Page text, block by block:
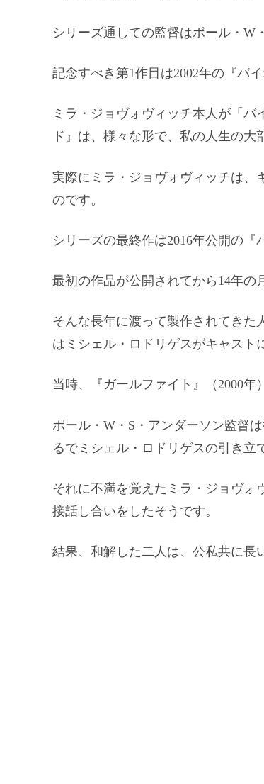
シリーズ通しての監督はポール・W
記念すべき第1作目は2002年の『バ
ミラ・ジョヴォヴィッチ本人が「
ド』は、様々な形で、私の人生の大
実際にミラ・ジョヴォヴィッチは、
のです。
シリーズの最終作は2016年公開の『
最初の作品が公開されてから14年の
そんな長年に渡って製作されてきた
はミシェル・ロドリゲスがキャスト
当時、『ガールファイト』（2000年
ポール・W・S・アンダーソン監督
るでミシェル・ロドリゲスの引き立
それに不満を覚えたミラ・ジョヴォ
接話し合いをしたそうです。
結果、和解した二人は、公私共に長